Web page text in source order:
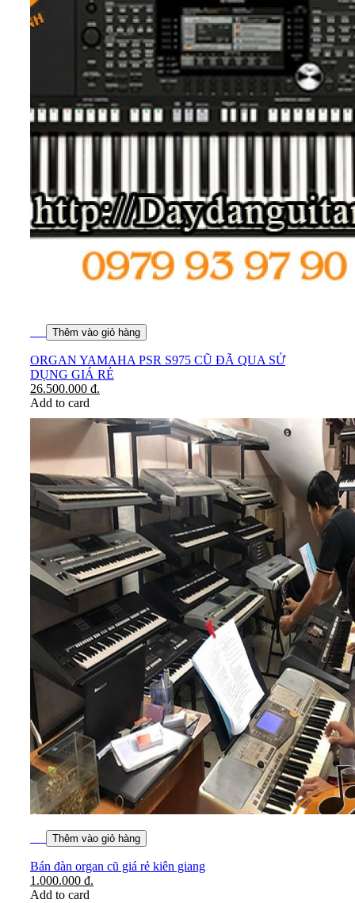
Thêm vào giỏ hàng
ORGAN YAMAHA PSR S975 CŨ ĐÃ QUA SỬ
DỤNG GIÁ RẺ
26.500.000 đ.
Add to card
Thêm vào giỏ hàng
Bán đàn organ cũ giá rẻ kiên giang
1.000.000 đ.
Add to card